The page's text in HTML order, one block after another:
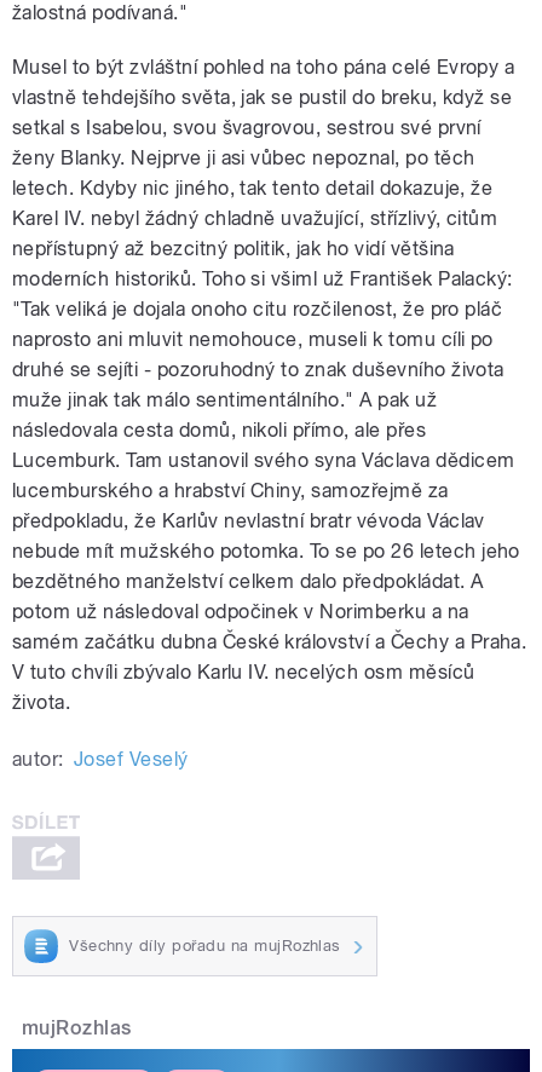
žalostná podívaná."
Musel to být zvláštní pohled na toho pána celé Evropy a
vlastně tehdejšího světa, jak se pustil do breku, když se
setkal s Isabelou, svou švagrovou, sestrou své první
ženy Blanky. Nejprve ji asi vůbec nepoznal, po těch
letech. Kdyby nic jiného, tak tento detail dokazuje, že
Karel IV. nebyl žádný chladně uvažující, střízlivý, citům
nepřístupný až bezcitný politik, jak ho vidí většina
moderních historiků. Toho si všiml už František Palacký:
"Tak veliká je dojala onoho citu rozčilenost, že pro pláč
naprosto ani mluvit nemohouce, museli k tomu cíli po
druhé se sejíti - pozoruhodný to znak duševního života
muže jinak tak málo sentimentálního." A pak už
následovala cesta domů, nikoli přímo, ale přes
Lucemburk. Tam ustanovil svého syna Václava dědicem
lucemburského a hrabství Chiny, samozřejmě za
předpokladu, že Karlův nevlastní bratr vévoda Václav
nebude mít mužského potomka. To se po 26 letech jeho
bezdětného manželství celkem dalo předpokládat. A
potom už následoval odpočinek v Norimberku a na
samém začátku dubna České království a Čechy a Praha.
V tuto chvíli zbývalo Karlu IV. necelých osm měsíců
života.
autor: Josef Veselý
Všechny díly pořadu na mujRozhlas
mujRozhlas